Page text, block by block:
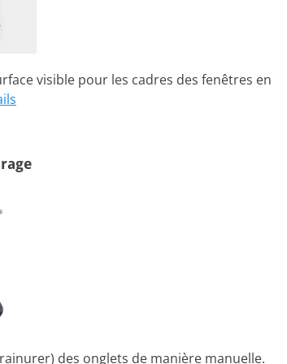
visible pour les cadres des fenêtres en
des onglets de manière manuelle.